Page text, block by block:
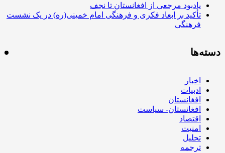
مرجعی از افغانستان تا نجف
بر ابعاد فکری و فرهنگی امام خمینی(ره) در یک نشست
سیاست